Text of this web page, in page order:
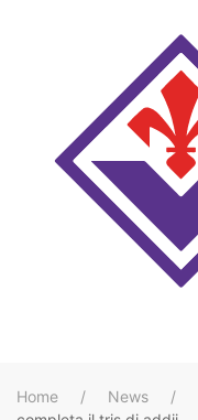
Home News